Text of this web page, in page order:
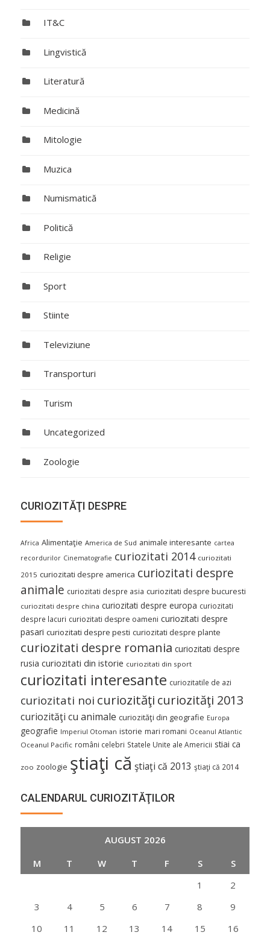
IT&C
Lingvistică
Literatură
Medicină
Mitologie
Muzica
Numismatică
Politică
Religie
Sport
Stiinte
Televiziune
Transporturi
Turism
Uncategorized
Zoologie
CURIOZITĂŢI DESPRE
Africa Alimentaţie America de Sud animale interesante cartea
recordurilor Cinematografie curiozitati 2014 curiozitati
2015 curiozitati despre america curiozitati despre
animale curiozitati despre asia curiozitati despre bucuresti
curiozitati despre china curiozitati despre europa curiozitati
despre lacuri curiozitati despre oameni curiozitati despre
pasari curiozitati despre pesti curiozitati despre plante
curiozitati despre romania curiozitati despre
rusia curiozitati din istorie curiozitati din sport
curiozitati interesante curiozitatile de azi
curiozitati noi curiozităţi curiozităţi 2013
curiozităţi cu animale curiozităţi din geografie Europa
geografie Imperiul Otoman istorie mari romani Oceanul Atlantic
Oceanul Pacific români celebri Statele Unite ale Americii stiai ca
zoo zoologie ştiaţi că ştiaţi că 2013 ştiaţi că 2014
CALENDARUL CURIOZITĂŢILOR
AUGUST 2026
M
T W T F S
S
1
2
3
4 5 6 7 8
9
10
11 12 13 14 15 16